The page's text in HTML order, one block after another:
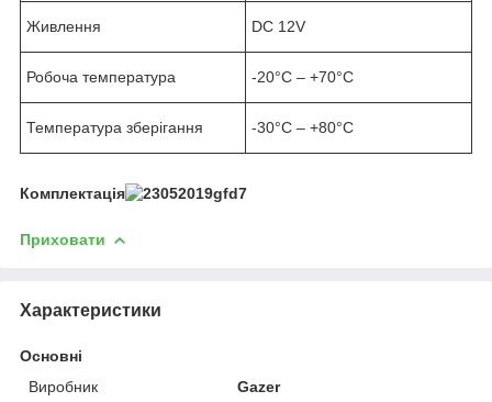
Живлення DC 12V
Робоча температура -20°C – +70°C
Температура зберігання -30°C – +80°C
Комплектація
Приховати
Характеристики
Основні
Виробник
Gazer